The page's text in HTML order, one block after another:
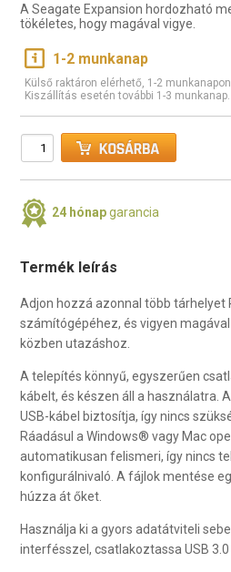
A Seagate Expansion hordozható
tökéletes, hogy magával vigye.
1-2 munkanap
Külső raktáron elérhető, 1-2
Kiszállítás esetén további 1-3 munkanap.
24 hónapgarancia
Termék leírás
Adjon hozzá azonnal több tárhelyet
számítógépéhez, és vigyen
közben utazáshoz.
A telepítés könnyű, egyszerűen
kábelt, és készen áll a használatra.
USB-kábel biztosítja, így nincs
Ráadásul a Windows® vagy Mac
automatikusan felismeri, így nincs
konfigurálnivaló. A fájlok mentése
húzza át őket.
Használja ki a gyors adatátviteli
interfésszel, csatlakoztassa USB 3.0